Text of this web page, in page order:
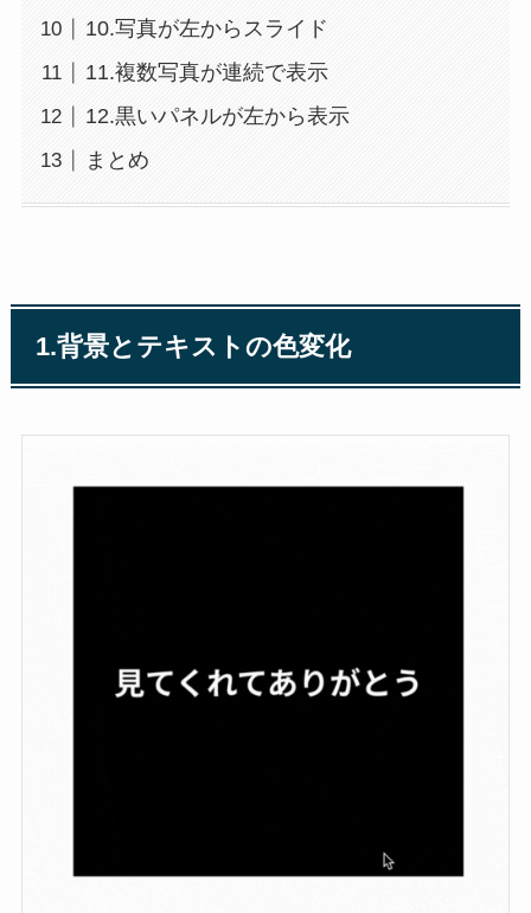
10.写真が左からスライド
11.複数写真が連続で表示
12.黒いパネルが左から表示
まとめ
1.背景とテキストの色変化